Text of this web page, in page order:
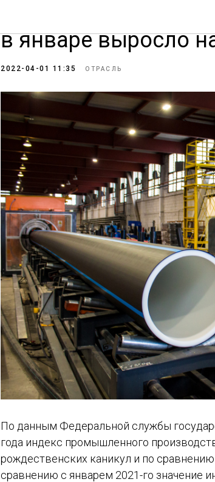
Производство
в январе выросло
2022-04-01 11:35 ОТРАСЛЬ
По данным Федеральной службы
года индекс промышленного
рождественских каникул и по
сравнению с январем 2021-го значение